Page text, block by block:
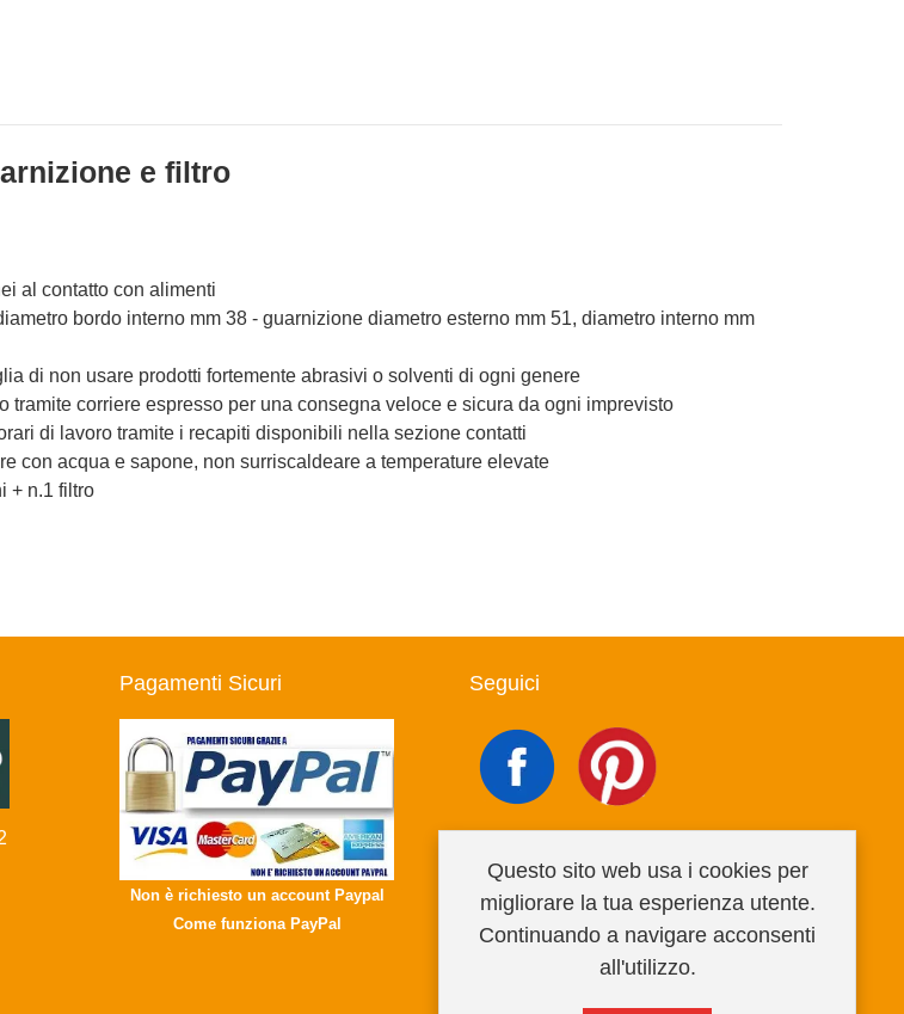
e filtro
al contatto con alimenti
bordo interno mm 38 - guarnizione diametro esterno mm 51, diametro interno mm
di non usare prodotti fortemente abrasivi o solventi di ogni genere
tramite corriere espresso per una consegna veloce e sicura da ogni imprevisto
di lavoro tramite i recapiti disponibili nella sezione contatti
con acqua e sapone, non surriscaldeare a temperature elevate
+ n.1 filtro
Pagamenti Sicuri
Non è richiesto un account Paypal
Come funziona PayPal
Seguici
Questo sito web usa i cookies per
migliorare la tua esperienza utente.
Continuando a navigare acconsenti
all'utilizzo.